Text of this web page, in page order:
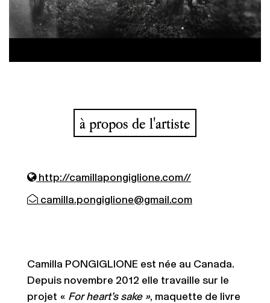
à propos de l'artiste
http://camillapongiglione.com//
camilla.pongiglione@gmail.com
Camilla PONGIGLIONE est née au Canada.
Depuis novembre 2012 elle travaille sur le
projet « For heart’s sake », maquette de livre